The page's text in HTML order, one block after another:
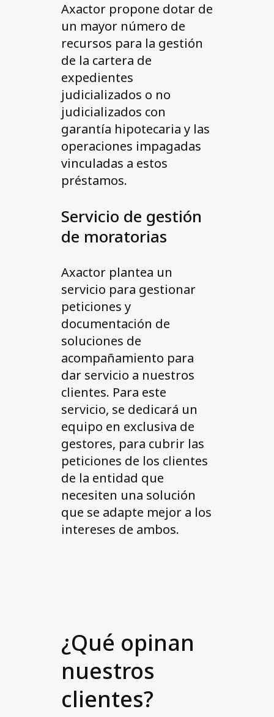
Axactor propone dotar de
un mayor número de
recursos para la gestión
de la cartera de
expedientes
judicializados o no
judicializados con
garantía hipotecaria y las
operaciones impagadas
vinculadas a estos
préstamos.
Servicio de gestión
de moratorias
Axactor plantea un
servicio para gestionar
peticiones y
documentación de
soluciones de
acompañamiento para
dar servicio a nuestros
clientes. Para este
servicio, se dedicará un
equipo en exclusiva de
gestores, para cubrir las
peticiones de los clientes
de la entidad que
necesiten una solución
que se adapte mejor a los
intereses de ambos.
¿Qué opinan
nuestros
clientes?